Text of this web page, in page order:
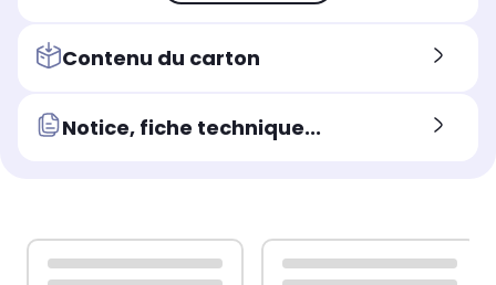
Contenu du carton
Notice, fiche technique...